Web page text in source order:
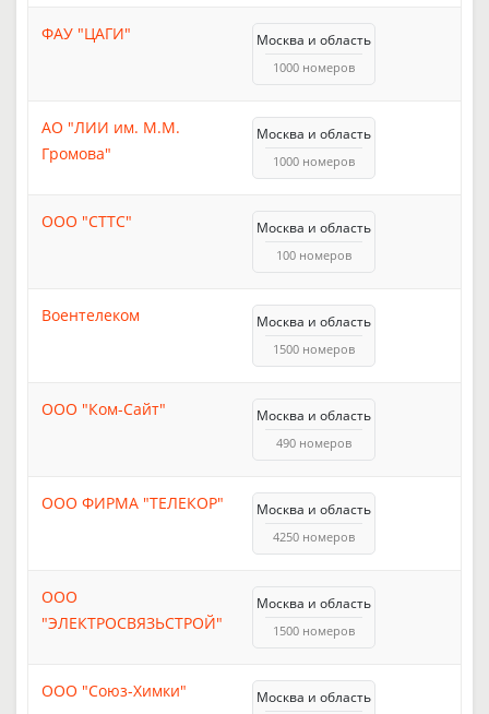
ФАУ "ЦАГИ" Москва и область
1000 номеров
АО "ЛИИ им. М.М.
Громова"
Москва и область
1000 номеров
ООО "СТТС" Москва и область
100 номеров
Воентелеком Москва и область
1500 номеров
ООО "Ком-Сайт" Москва и область
490 номеров
ООО ФИРМА "ТЕЛЕКОР" Москва и область
4250 номеров
ООО
"ЭЛЕКТРОСВЯЗЬСТРОЙ"
Москва и область
1500 номеров
ООО "Союз-Химки" Москва и область